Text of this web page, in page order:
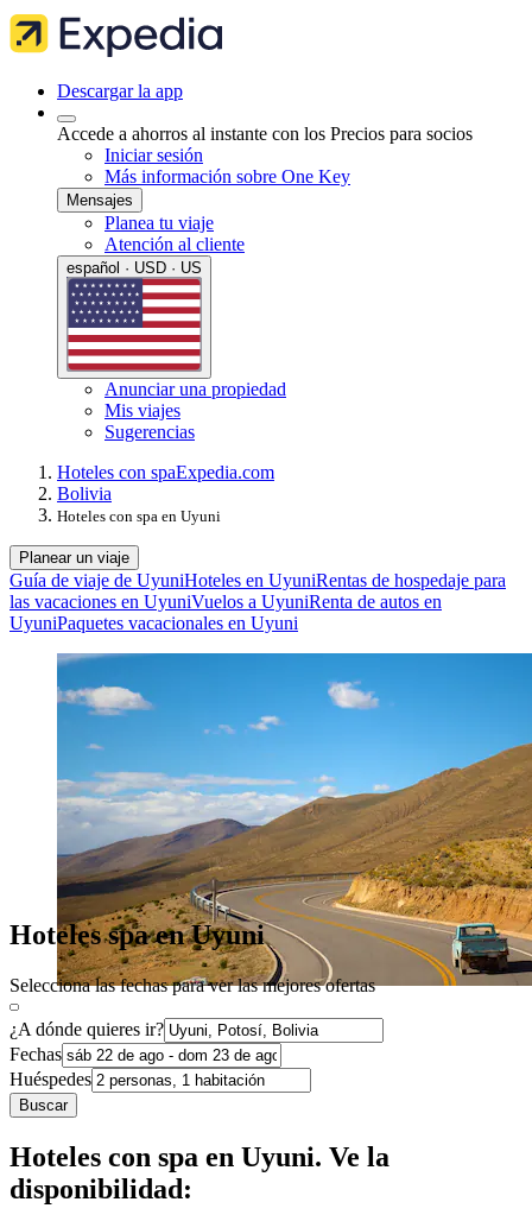
Descargar la app
Accede a ahorros al instante con los Precios para socios
Iniciar sesión
Más información sobre One Key
Mensajes
Planea tu viaje
Atención al cliente
español · USD · US
Anunciar una propiedad
Mis viajes
Sugerencias
Hoteles con spaExpedia.com
Bolivia
Hoteles con spa en Uyuni
Planear un viaje
Guía de viaje de UyuniHoteles en UyuniRentas de hospedaje para
las vacaciones en UyuniVuelos a UyuniRenta de autos en
UyuniPaquetes vacacionales en Uyuni
Hoteles spa en Uyuni
Selecciona las fechas para ver las mejores ofertas
¿A dónde quieres ir?
Fechas
Huéspedes
Buscar
Hoteles con spa en Uyuni. Ve la
disponibilidad: